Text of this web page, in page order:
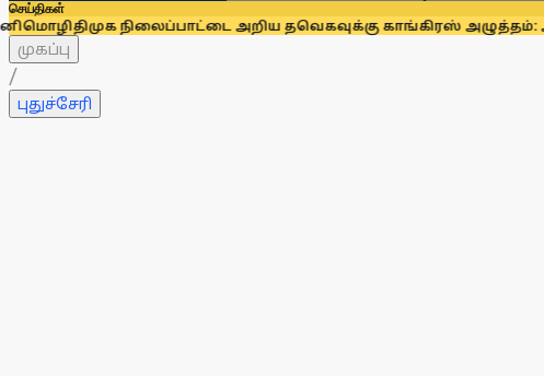
செய்திகள்
திமுக நிலைப்பாட்டை அறிய தவெகவுக்கு காங்கிரஸ் அழுத்தம்:
முகப்பு
/
புதுச்சேரி